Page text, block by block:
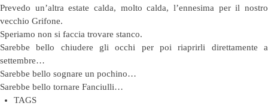
Prevedo un’altra estate calda, molto calda, l’ennesima per il nostro
vecchio Grifone.
Speriamo non si faccia trovare stanco.
Sarebbe bello chiudere gli occhi per poi riaprirli direttamente a
settembre…
Sarebbe bello sognare un pochino…
Sarebbe bello tornare Fanciulli…
TAGS